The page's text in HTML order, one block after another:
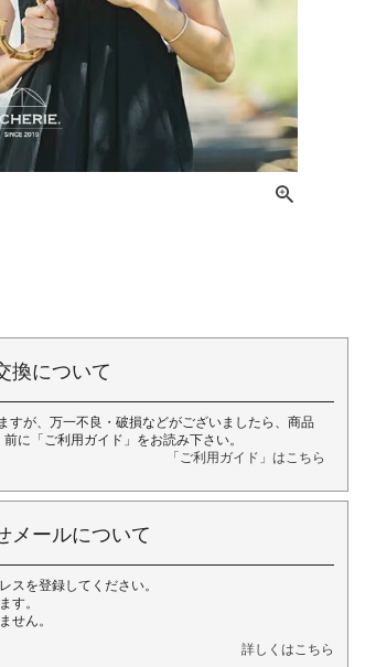
換について
すが、万一不良・破損などがございましたら、商品
に「ご利用ガイド」をお読み下さい。
「ご利用ガイド」はこちら
メールについて
スを登録してください。
す。
せん。
詳しくはこちら